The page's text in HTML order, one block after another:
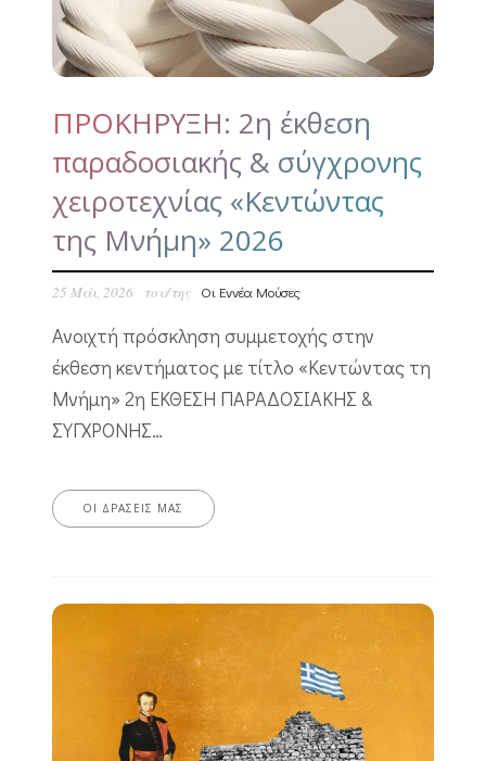
ΠΡΟΚΗΡΥΞΗ: 2η έκθεση
παραδοσιακής & σύγχρονης
χειροτεχνίας «Κεντώντας
της Μνήμη» 2026
25 Μάι, 2026 του/της Οι Εννέα Μούσες
Ανοιχτή πρόσκληση συμμετοχής στην
έκθεση κεντήματος με τίτλο «Κεντώντας τη
Μνήμη» 2η ΕΚΘΕΣΗ ΠΑΡΑΔΟΣΙΑΚΗΣ &
ΣΥΓΧΡΟΝΗΣ…
ΟΙ ΔΡΆΣΕΙΣ ΜΑΣ